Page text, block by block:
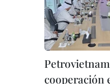
cooperación